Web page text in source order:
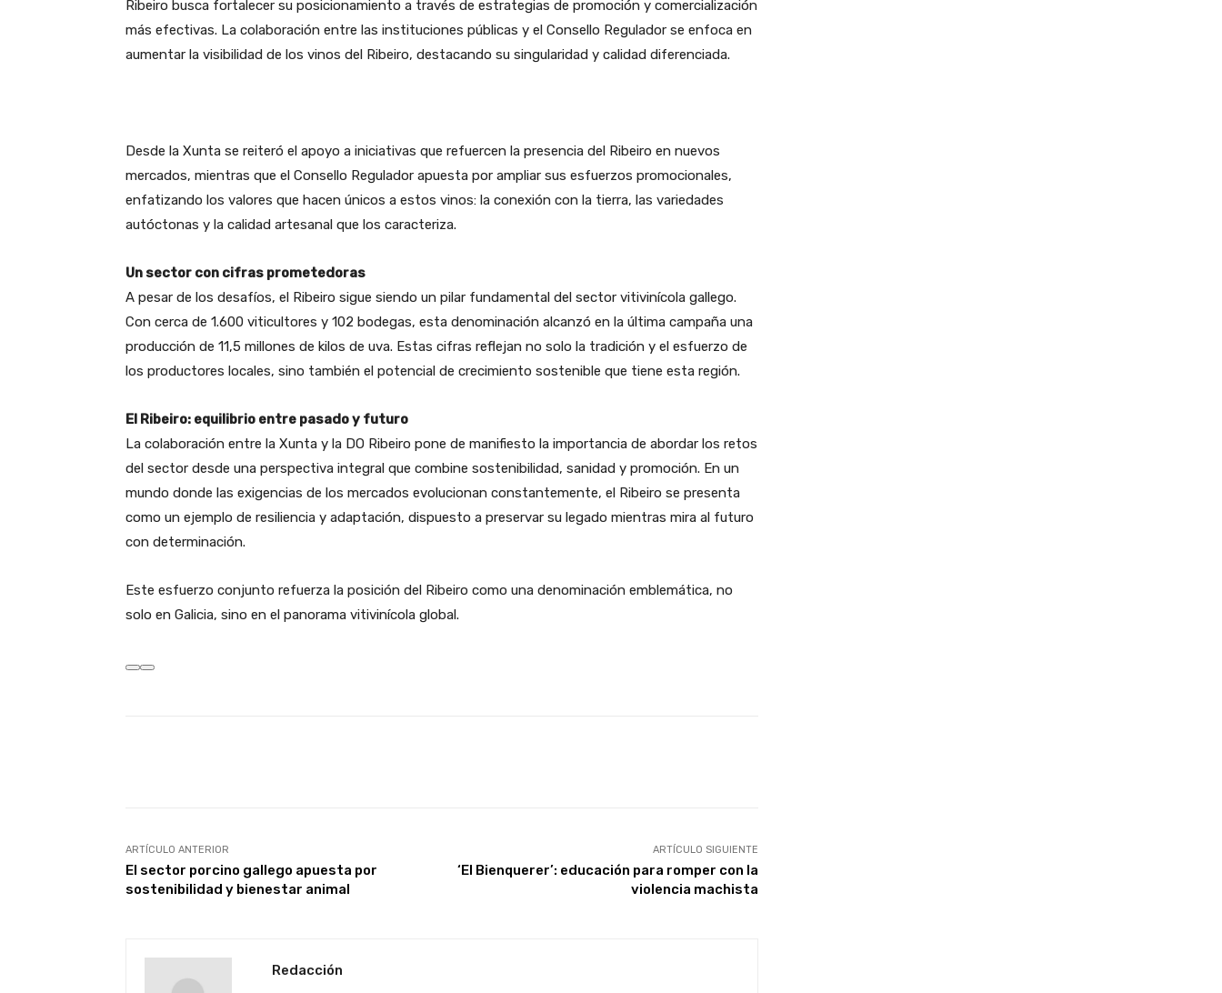
Ribeiro busca fortalecer su posicionamiento a través de estrategias de promoción y comercialización
más efectivas. La colaboración entre las instituciones públicas y el Consello Regulador se enfoca en
aumentar la visibilidad de los vinos del Ribeiro, destacando su singularidad y calidad diferenciada.
Desde la Xunta se reiteró el apoyo a iniciativas que refuercen la presencia del Ribeiro en nuevos
mercados, mientras que el Consello Regulador apuesta por ampliar sus esfuerzos promocionales,
enfatizando los valores que hacen únicos a estos vinos: la conexión con la tierra, las variedades
autóctonas y la calidad artesanal que los caracteriza.
Un sector con cifras prometedoras
A pesar de los desafíos, el Ribeiro sigue siendo un pilar fundamental del sector vitivinícola gallego.
Con cerca de 1.600 viticultores y 102 bodegas, esta denominación alcanzó en la última campaña una
producción de 11,5 millones de kilos de uva. Estas cifras reflejan no solo la tradición y el esfuerzo de
los productores locales, sino también el potencial de crecimiento sostenible que tiene esta región.
El Ribeiro: equilibrio entre pasado y futuro
La colaboración entre la Xunta y la DO Ribeiro pone de manifiesto la importancia de abordar los retos
del sector desde una perspectiva integral que combine sostenibilidad, sanidad y promoción. En un
mundo donde las exigencias de los mercados evolucionan constantemente, el Ribeiro se presenta
como un ejemplo de resiliencia y adaptación, dispuesto a preservar su legado mientras mira al futuro
con determinación.
Este esfuerzo conjunto refuerza la posición del Ribeiro como una denominación emblemática, no
solo en Galicia, sino en el panorama vitivinícola global.
ARTÍCULO ANTERIOR
El sector porcino gallego apuesta por
sostenibilidad y bienestar animal
ARTÍCULO SIGUIENTE
‘El Bienquerer’: educación para romper con la
violencia machista
Redacción